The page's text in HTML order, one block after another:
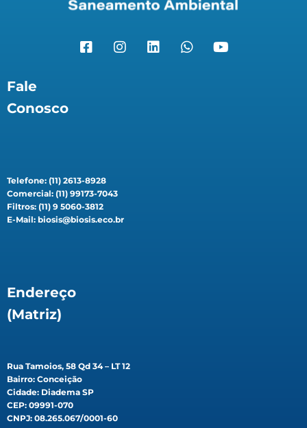
Fale
Conosco
Telefone: (11) 2613-8928
Comercial: (11) 99173-7043
Filtros: (11) 9 5060-3812
E-Mail: biosis@biosis.eco.br
Endereço
(Matriz)
Rua Tamoios, 58 Qd 34 – LT 12
Bairro: Conceição
Cidade: Diadema SP
CEP: 09991-070
CNPJ: 08.265.067/0001-60